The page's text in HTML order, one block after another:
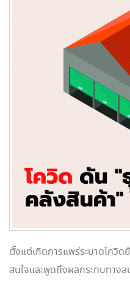
ตั้งแต่เกิดการแพร่ระบาดโควิ
สนใจและพูดถึงผลกระทบทาง